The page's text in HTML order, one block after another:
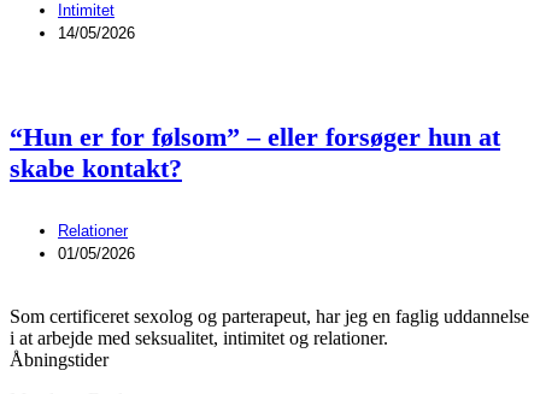
Intimitet
14/05/2026
“Hun er for følsom” – eller forsøger hun at
skabe kontakt?
Relationer
01/05/2026
Som certificeret sexolog og parterapeut, har jeg en faglig uddannelse
i at arbejde med seksualitet, intimitet og relationer.
Åbningstider